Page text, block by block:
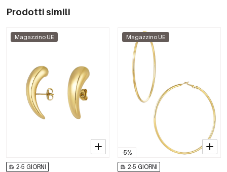
Prodotti simili
Magazzino UE
2-5 GIORNI
-5%
Magazzino UE
2-5 GIORNI